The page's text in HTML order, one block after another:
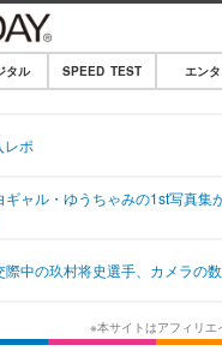
映
韓
タル SPEED TEST エンタ
レポ
ギャル・ゆうちゃみの1st写真集
際中の玖村将史選手、カメラの